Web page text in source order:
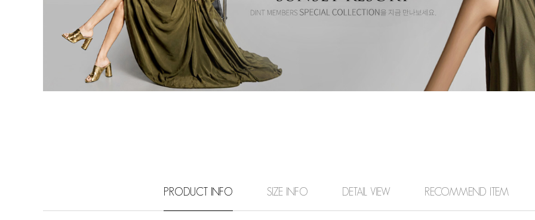
PRODUCT INFO SIZE INFO DETAIL VIEW RECOMMEND ITEM